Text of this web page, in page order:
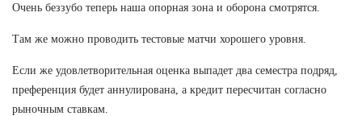
Очень беззубо теперь наша опорная зона и оборона смотрятся.
Там же можно проводить тестовые матчи хорошего уровня.
Если же удовлетворительная оценка выпадет два семестра подряд,
преференция будет аннулирована, а кредит пересчитан согласно
рыночным ставкам.